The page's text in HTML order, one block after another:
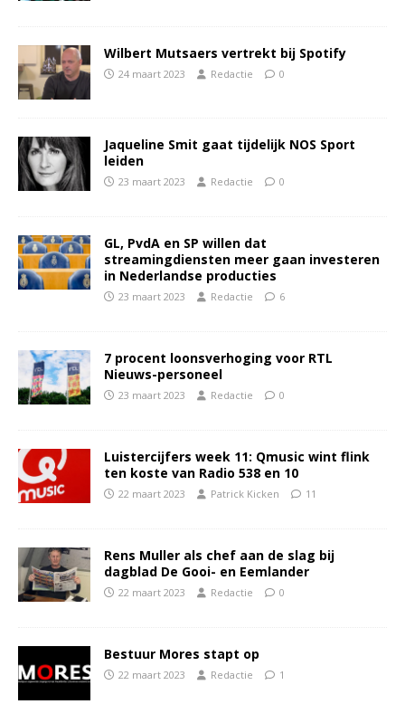
Wilbert Mutsaers vertrekt bij Spotify
24 maart 2023 Redactie 0
Jaqueline Smit gaat tijdelijk NOS Sport
leiden
23 maart 2023 Redactie 0
GL, PvdA en SP willen dat
streamingdiensten meer gaan investeren
in Nederlandse producties
23 maart 2023 Redactie 6
7 procent loonsverhoging voor RTL
Nieuws-personeel
23 maart 2023 Redactie 0
Luistercijfers week 11: Qmusic wint flink
ten koste van Radio 538 en 10
22 maart 2023 Patrick Kicken 11
Rens Muller als chef aan de slag bij
dagblad De Gooi- en Eemlander
22 maart 2023 Redactie 0
Bestuur Mores stapt op
22 maart 2023 Redactie 1